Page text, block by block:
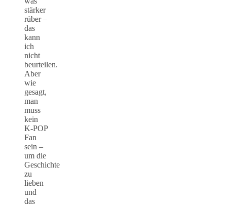
stärker
rüber –
das
kann
ich
nicht
beurteilen.
Aber
wie
gesagt,
man
muss
kein
K-POP
Fan
sein –
um die
Geschichte
zu
lieben
und
das